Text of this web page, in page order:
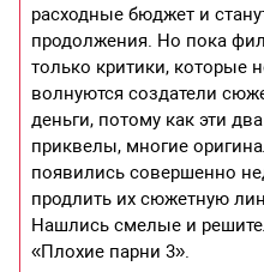
расходные бюджет и
продолжения. Но пока
только критики, которые
волнуются создатели
деньги, потому как эти
приквелы, многие
появились совершенно
продлить их сюжетную
Нашлись смелые и
«Плохие парни 3».